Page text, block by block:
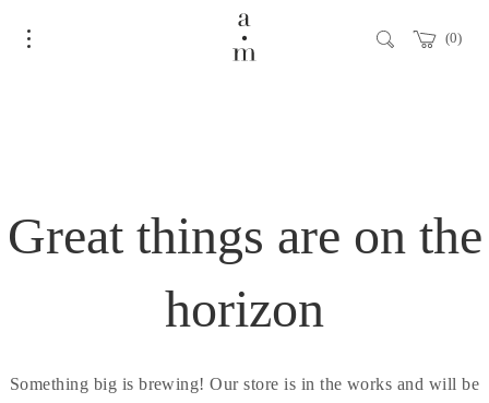
0
Great things are on the
horizon
Something big is brewing! Our store is in the works and will be